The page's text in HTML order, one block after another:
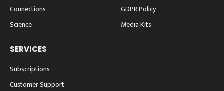
Connections
Science
GDPR Policy
Media Kits
SERVICES
Subscriptions
Customer Support